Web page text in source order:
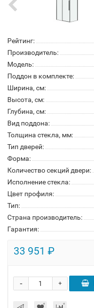
Рейтинг:
Производитель:
Модель:
Поддон в комплекте:
Ширина, см:
Высота, см:
Глубина, см:
Вид поддона:
Толщина стекла, мм:
Тип дверей:
Форма:
Количество секций двери:
Исполнение стекла:
Цвет профиля:
Тип:
Страна производитель:
Гарантия:
33 951 ₽
+
-